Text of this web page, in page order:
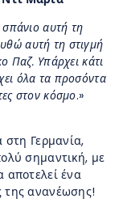
σπάνιο αυτή τη
αυτή τη στιγμή
Παζ. Υπάρχει κάτι
όλα τα προσόντα
στον κόσμο.»
στη Γερμανία,
σημαντική, με
ένα
της ανανέωσης!